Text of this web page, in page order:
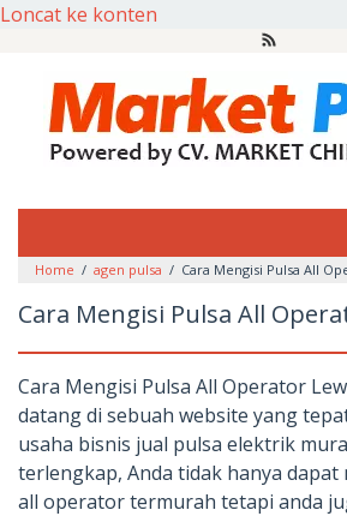
Loncat ke konten
Home / agen pulsa / Cara Mengisi Pulsa All
Cara Mengisi Pulsa All
Cara Mengisi Pulsa All Operator
datang di sebuah website yang
usaha bisnis jual pulsa elektrik
terlengkap, Anda tidak hanya dapat
all operator termurah tetapi anda